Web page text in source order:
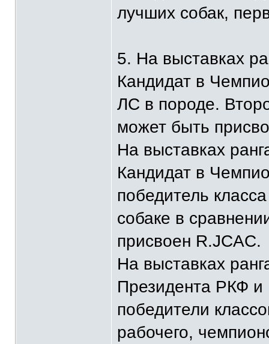
лучших собак,
5. На выставках
Кандидат в
ЛС в породе.
может быть
На выставках
Кандидат в
победитель
собаке в
присвоен R.JCAC.
На выставках
Президента РКФ
победители
рабочего,